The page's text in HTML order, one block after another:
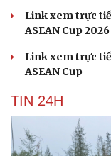
Link xem trực
ASEAN Cup 2026
Link xem trực
ASEAN Cup
TIN 24H